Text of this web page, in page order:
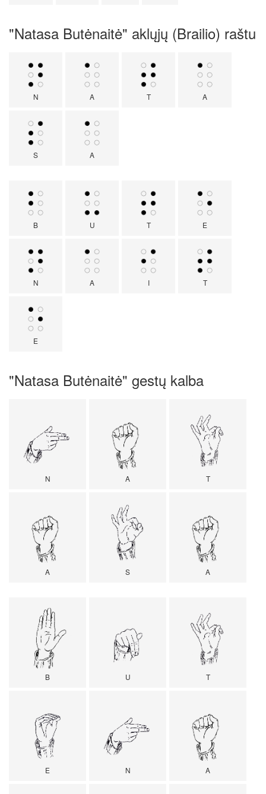
"Natasa Butėnaitė" aklųjų (Brailio) raštu
N A T A
S A
B U T E
N A I T
E
"Natasa Butėnaitė" gestų kalba
N A T
A S A
B U T
E N A